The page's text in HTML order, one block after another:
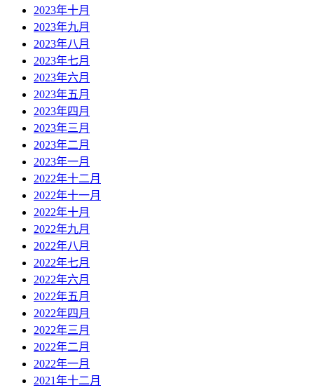
2023年十月
2023年九月
2023年八月
2023年七月
2023年六月
2023年五月
2023年四月
2023年三月
2023年二月
2023年一月
2022年十二月
2022年十一月
2022年十月
2022年九月
2022年八月
2022年七月
2022年六月
2022年五月
2022年四月
2022年三月
2022年二月
2022年一月
2021年十二月